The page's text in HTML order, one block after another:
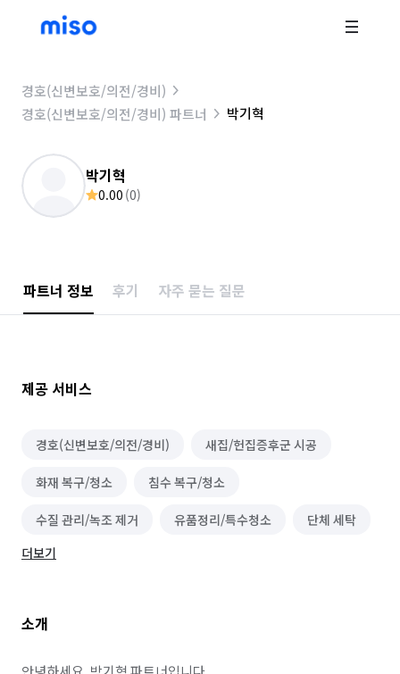
경호(신변보호/의전/경비)
경호(신변보호/의전/경비) 파트너
박기혁
박기혁
0.00 (0)
파트너 정보 후기 자주 묻는 질문
제공 서비스
경호(신변보호/의전/경비) 새집/헌집증후군 시공
화재 복구/청소 침수 복구/청소
수질 관리/녹조 제거 유품정리/특수청소 단체 세탁
건물 내부/외부 청소
바닥 청소 (왁스 코팅)
하수구 청소 실내 소독
더보기
소개